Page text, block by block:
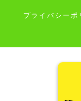
プライバシーポ